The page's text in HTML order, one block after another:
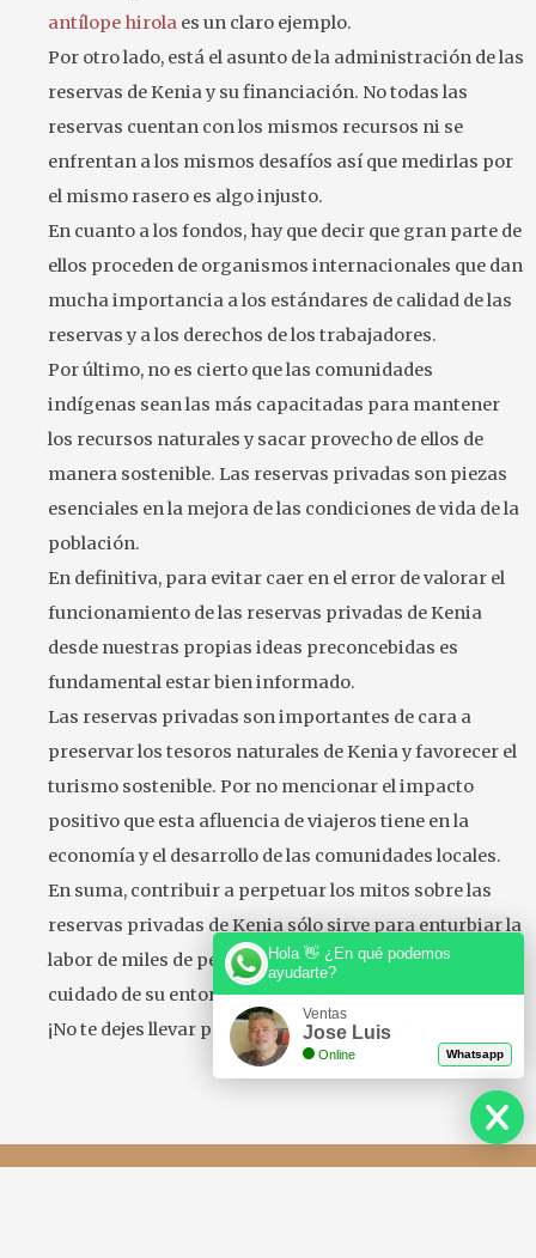
antílope hirola es un claro ejemplo.
Por otro lado, está el asunto de la administración de las
reservas de Kenia y su financiación. No todas las
reservas cuentan con los mismos recursos ni se
enfrentan a los mismos desafíos así que medirlas por
el mismo rasero es algo injusto.
En cuanto a los fondos, hay que decir que gran parte de
ellos proceden de organismos internacionales que dan
mucha importancia a los estándares de calidad de las
reservas y a los derechos de los trabajadores.
Por último, no es cierto que las comunidades
indígenas sean las más capacitadas para mantener
los recursos naturales y sacar provecho de ellos de
manera sostenible. Las reservas privadas son piezas
esenciales en la mejora de las condiciones de vida de la
población.
En definitiva, para evitar caer en el error de valorar el
funcionamiento de las reservas privadas de Kenia
desde nuestras propias ideas preconcebidas es
fundamental estar bien informado.
Las reservas privadas son importantes de cara a
preservar los tesoros naturales de Kenia y favorecer el
turismo sostenible. Por no mencionar el impacto
positivo que esta afluencia de viajeros tiene en la
economía y el desarrollo de las comunidades locales.
En suma, contribuir a perpetuar los mitos sobre las
reservas privadas de Kenia sólo sirve para enturbiar la
labor de miles de personas que se preocupan por el
cuidado de su entorno y la protección de los animales.
¡No te dejes llevar por falsos estereotipos!
Hola 👋 ¿En qué podemos
ayudarte?
Ventas
Jose Luis
Online Whatsapp